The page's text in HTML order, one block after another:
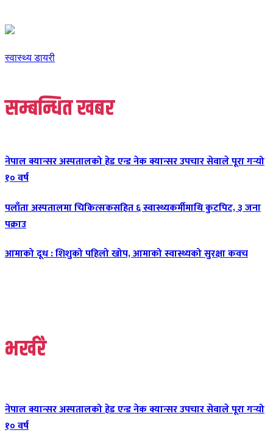
स्वास्थ्य डायरी
सम्बन्धित खबर
नेपाल क्यान्सर अस्पतालको हेड एन्ड नेक क्यान्सर उपचार सेवाले पूरा गर्‍यो
१० वर्ष
पलाँता अस्पतालमा चिकित्सकसहित ६ स्वास्थ्यकर्मीमाथि कुटपिट, ३ जना
पक्राउ
आमाको दूध : शिशुको पहिलो खोप, आमाको स्वास्थ्यको सुरक्षा कवच
भर्खरै
नेपाल क्यान्सर अस्पतालको हेड एन्ड नेक क्यान्सर उपचार सेवाले पूरा गर्‍यो
१० वर्ष